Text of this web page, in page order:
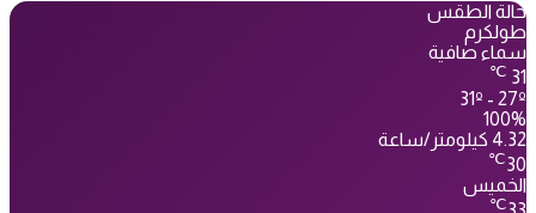
حالة الطقس
طولكرم
سماء صافية
31
℃
31º - 27º
100%
4.32 كيلومتر/ساعة
30
℃
الخميس
℃